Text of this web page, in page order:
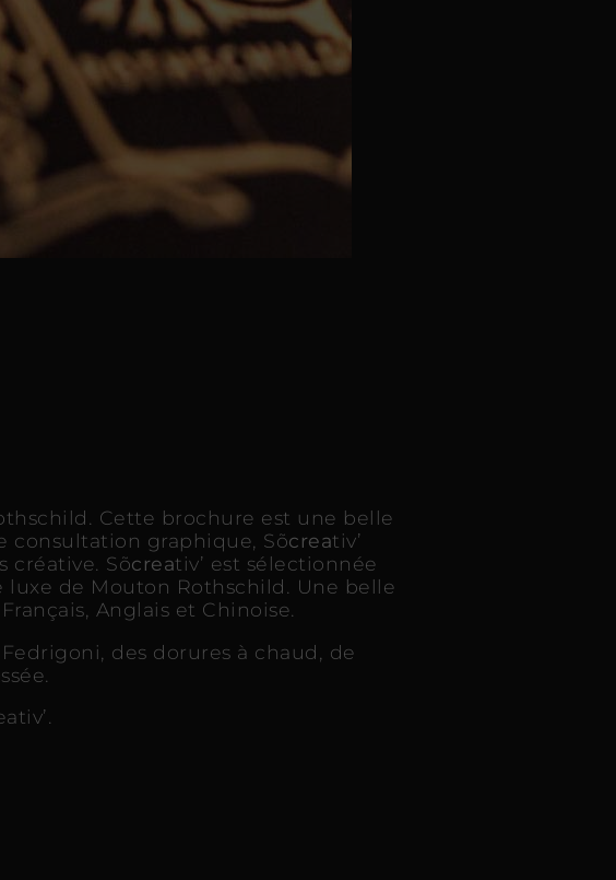
Cette brochure est une belle
consultation graphique, Sõcreativ’
créative. Sõcreativ’ est sélectionnée
de Mouton Rothschild. Une belle
Anglais et Chinoise.
des dorures à chaud, de